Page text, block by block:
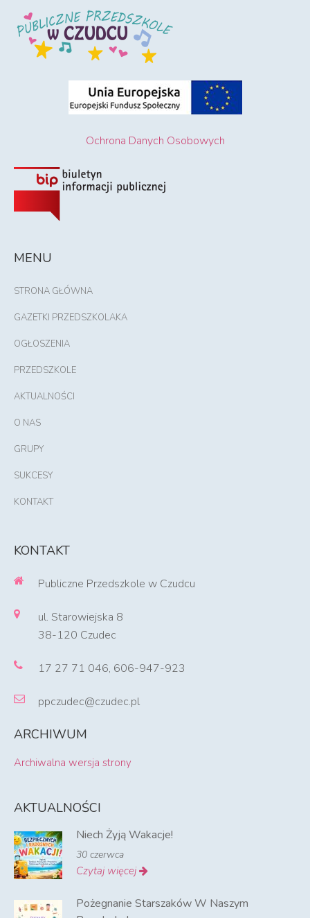
Ochrona Danych Osobowych
MENU
STRONA GŁÓWNA
GAZETKI PRZEDSZKOLAKA
OGŁOSZENIA
PRZEDSZKOLE
AKTUALNOŚCI
O NAS
GRUPY
SUKCESY
KONTAKT
KONTAKT
Publiczne Przedszkole w Czudcu
ul. Starowiejska 8
38-120 Czudec
17 27 71 046, 606-947-923
ppczudec@czudec.pl
ARCHIWUM
Archiwalna wersja strony
AKTUALNOŚCI
Niech Żyją Wakacje!
30 czerwca
Czytaj więcej
Pożegnanie Starszaków W Naszym